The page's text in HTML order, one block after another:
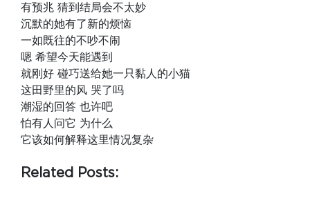
有预兆 猜到结局会不太妙
沉默的她有了新的烦恼
一如既往的不吵不闹
嗯 希望今天能遇到
就刚好 碰巧送给她一只黏人的小猫
这田野里的风 哭了吗
潮湿的回答 也许吧
怕有人问它 为什么
它该如何解释这里情况复杂
Related Posts: